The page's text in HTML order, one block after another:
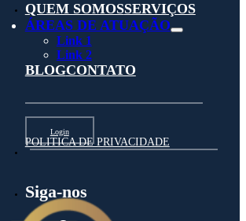
QUEM SOMOSSERVIÇOS
ÁREAS DE ATUAÇÃO
Link 1
Link 2
BLOGCONTATO
Login
POLITICA DE PRIVACIDADE
Siga-nos